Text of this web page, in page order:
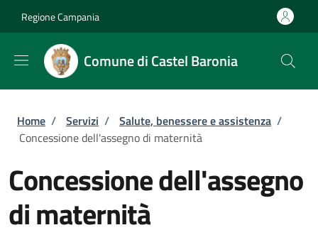
Regione Campania
Comune di Castel Baronia
Briciole di pane
Home / Servizi / Salute, benessere e assistenza /
Concessione dell'assegno di maternità
Concessione dell'assegno
di maternità